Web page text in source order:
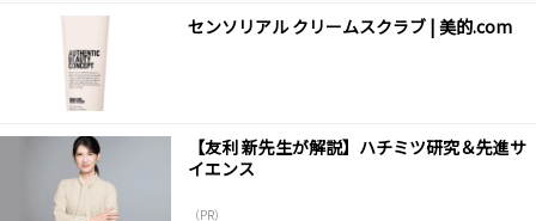
センソリアル クリームスクラブ | 美的.com
【友利 新先生が解説】ハチミツ研究＆先進サ
イエンス
（PR）